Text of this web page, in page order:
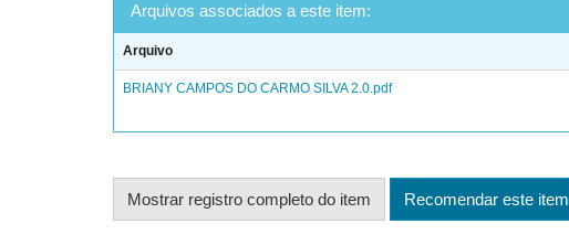
Arquivos associados a este item:
Arquivo
BRIANY CAMPOS DO CARMO SILVA 2.0.pdf
Mostrar registro completo do item Recomendar este item